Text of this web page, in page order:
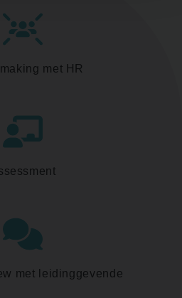
met HR
met leidinggevende